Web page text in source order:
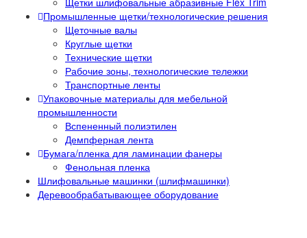
Промышленные щетки/технологические решения
Щеточные валы
Круглые щетки
Технические щетки
Рабочие зоны, технологические тележки
Транспортные ленты
Упаковочные материалы для мебельной
промышленности
Вспененный полиэтилен
Демпферная лента
Бумага/пленка для ламинации фанеры
Фенольная пленка
Шлифовальные машинки (шлифмашинки)
Деревообрабатывающее оборудование